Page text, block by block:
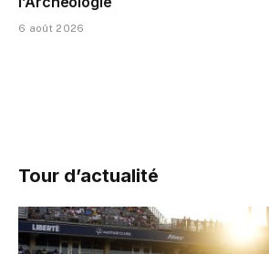
6 août 2026
Tour d’actualité